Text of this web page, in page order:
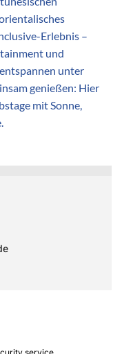
Erlebnis –
und
unter
genießen: Hier
mit Sonne,